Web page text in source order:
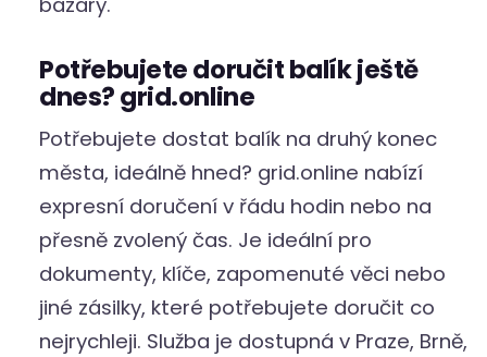
Potřebujete doručit balík ještě
dnes? grid.online
Potřebujete dostat balík na druhý konec
města, ideálně hned? grid.online nabízí
expresní doručení v řádu hodin nebo na
přesně zvolený čas. Je ideální pro
dokumenty, klíče, zapomenuté věci nebo
jiné zásilky, které potřebujete doručit co
nejrychleji. Služba je dostupná v Praze, Brně,